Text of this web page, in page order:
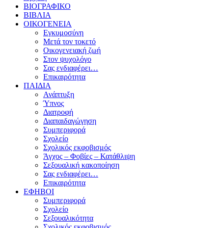
ΒΙΟΓΡΑΦΙΚΟ
ΒΙΒΛΙΑ
ΟΙΚΟΓΕΝΕΙΑ
Εγκυμοσύνη
Μετά τον τοκετό
Οικογενειακή ζωή
Στον ψυχολόγο
Σας ενδιαφέρει…
Επικαιρότητα
ΠΑΙΔΙΑ
Ανάπτυξη
Ύπνος
Διατροφή
Διαπαιδαγώγηση
Συμπεριφορά
Σχολείο
Σχολικός εκφοβισμός
Άγχος – Φοβίες – Κατάθλιψη
Σεξουαλική κακοποίηση
Σας ενδιαφέρει…
Επικαιρότητα
ΕΦΗΒΟΙ
Συμπεριφορά
Σχολείο
Σεξουαλικότητα